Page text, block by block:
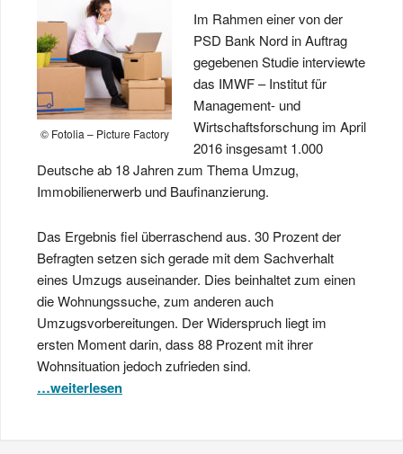
© Fotolia – Picture Factory
Im Rahmen einer von der
PSD Bank Nord in Auftrag
gegebenen Studie interviewte
das IMWF – Institut für
Management- und
Wirtschaftsforschung im April
2016 insgesamt 1.000
Deutsche ab 18 Jahren zum Thema Umzug,
Immobilienerwerb und Baufinanzierung.
Das Ergebnis fiel überraschend aus. 30 Prozent der
Befragten setzen sich gerade mit dem Sachverhalt
eines Umzugs auseinander. Dies beinhaltet zum einen
die Wohnungssuche, zum anderen auch
Umzugsvorbereitungen. Der Widerspruch liegt im
ersten Moment darin, dass 88 Prozent mit ihrer
Wohnsituation jedoch zufrieden sind.
…weiterlesen